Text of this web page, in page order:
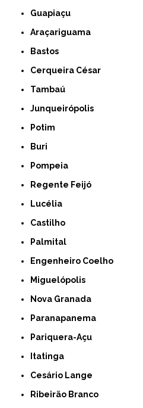
Guapiaçu
Araçariguama
Bastos
Cerqueira César
Tambaú
Junqueirópolis
Potim
Buri
Pompeia
Regente Feijó
Lucélia
Castilho
Palmital
Engenheiro Coelho
Miguelópolis
Nova Granada
Paranapanema
Pariquera-Açu
Itatinga
Cesário Lange
Ribeirão Branco